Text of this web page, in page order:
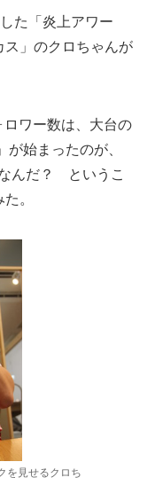
た「炎上アワー
ス」のクロちゃんが
ワー数は、大台の
始まったのが、
んだ？ というこ
。
を見せるクロち